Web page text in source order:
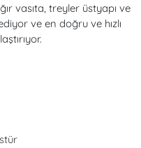
vasıta, treyler üstyapı ve
ve en doğru ve hızlı